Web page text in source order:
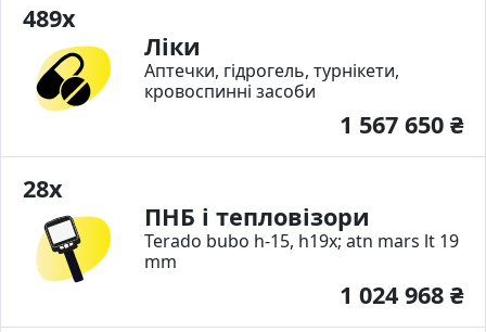
489x
Ліки
Аптечки, гідрогель, турнікети,
кровоспинні засоби
1 567 650 ₴
28x
ПНБ і тепловізори
Terado bubo h-15, h19x; atn mars lt 19
mm
1 024 968 ₴